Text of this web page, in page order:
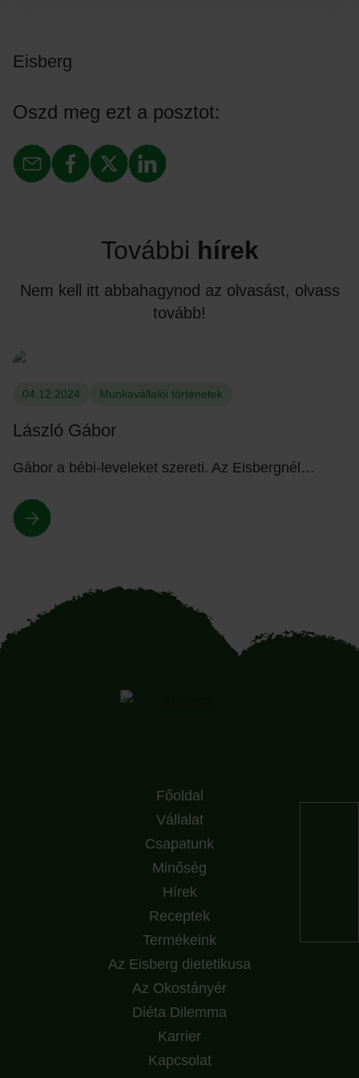
Eisberg
Oszd meg ezt a posztot:
További hírek
Nem kell itt abbahagynod az olvasást, olvass
tovább!
04.12.2024 Munkavállalói történetek
László Gábor
Gábor a bébi-leveleket szereti. Az Eisbergnél…
Főoldal
Vállalat
Csapatunk
Minőség
Hírek
Receptek
Termékeink
Az Eisberg dietetikusa
Az Okostányér
Diéta Dilemma
Karrier
Kapcsolat